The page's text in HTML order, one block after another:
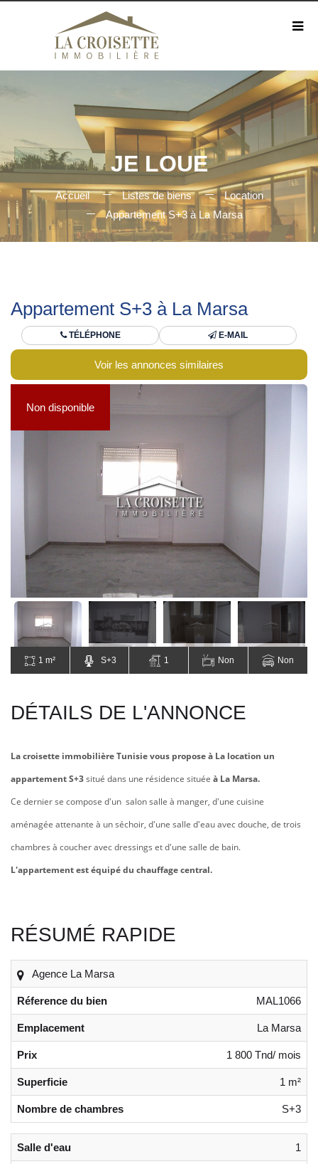
JE LOUE
Accueil Listes de biens
Location
Appartement S+3 à La Marsa
Appartement S+3 à La Marsa
TÉLÉPHONE E-MAIL
Voir les annonces similaires
Non disponible
1 m² S+3 1 Non Non
DÉTAILS DE L'ANNONCE
La croisette immobilière Tunisie vous propose à La location un
appartement S+3situé dans une résidence située à La Marsa.
Ce dernier se compose d'un salon salle à manger, d'une cuisine
aménagée attenante à un séchoir, d'une salle d'eau avec douche, de trois
chambres à coucher avec dressings et d'une salle de bain.
L'appartement est équipé du chauffage central.
RÉSUMÉ RAPIDE
Agence La Marsa
Réference du bien MAL1066
Emplacement La Marsa
Prix 1 800 Tnd/ mois
Superficie 1 m²
Nombre de chambres S+3
Salle d'eau 1